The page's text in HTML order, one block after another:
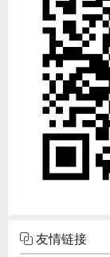
友情链接